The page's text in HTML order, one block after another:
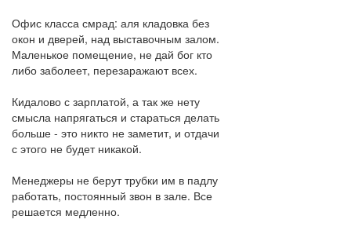
Офис класса смрад: аля кладовка без
окон и дверей, над выставочным залом.
Маленькое помещение, не дай бог кто
либо заболеет, перезаражают всех.
Кидалово с зарплатой, а так же нету
смысла напрягаться и стараться делать
больше - это никто не заметит, и отдачи
с этого не будет никакой.
Менеджеры не берут трубки им в падлу
работать, постоянный звон в зале. Все
решается медленно.